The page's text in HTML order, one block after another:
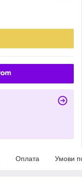
Оплата Умови